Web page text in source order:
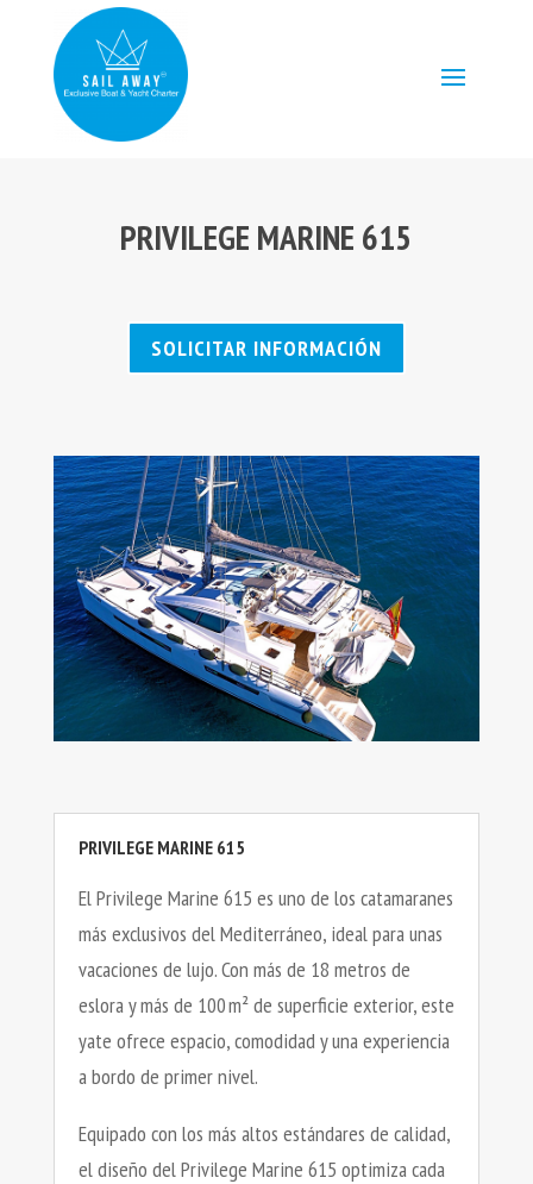
PRIVILEGE MARINE 615
SOLICITAR INFORMACIÓN
PRIVILEGE MARINE 615
El Privilege Marine 615 es uno de los catamaranes
más exclusivos del Mediterráneo, ideal para unas
vacaciones de lujo. Con más de 18 metros de
eslora y más de 100 m² de superficie exterior, este
yate ofrece espacio, comodidad y una experiencia
a bordo de primer nivel.
Equipado con los más altos estándares de calidad,
el diseño del Privilege Marine 615 optimiza cada